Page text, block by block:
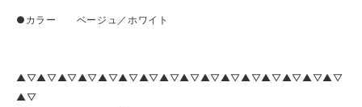
●カラー ベージュ／ホワイト
▲▽▲▽▲▽▲▽▲▽▲▽▲▽▲▽▲▽▲▽▲▽▲▽▲▽▲▽▲▽▲▽
▲▽